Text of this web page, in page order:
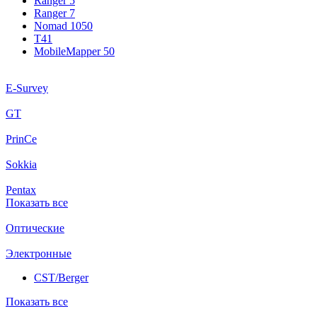
Ranger 7
Nomad 1050
T41
MobileMapper 50
E-Survey
GT
PrinCe
Sokkia
Pentax
Показать все
Оптические
Электронные
CST/Berger
Показать все